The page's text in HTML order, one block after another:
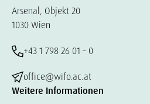
Arsenal, Objekt 20
1030 Wien
+43 1 798 26 01 – 0
office@wifo.ac.at
Weitere Informationen